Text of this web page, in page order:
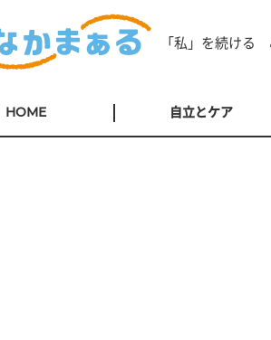
「私」を続ける
HOME 自立とケア